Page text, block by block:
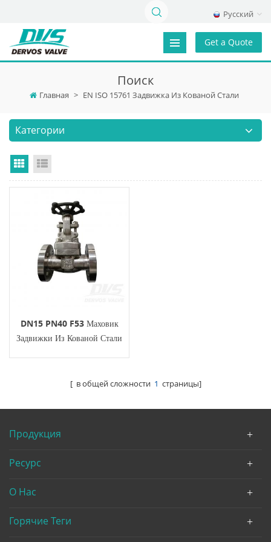
Русский
Get a Quote
Поиск
Главная > EN ISO 15761 Задвижка Из Кованой Стали
Категории
Grid View
DN15 PN40 F53 Маховик
Задвижки Из Кованой Стали
[ в общей сложности 1 страницы]
Продукция
Ресурс
О Нас
Горячие Теги